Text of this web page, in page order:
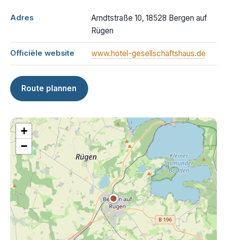
Adres
Arndtstraße 10, 18528 Bergen auf
Rügen
Officiële website www.hotel-gesellschaftshaus.de
Route plannen
+
−